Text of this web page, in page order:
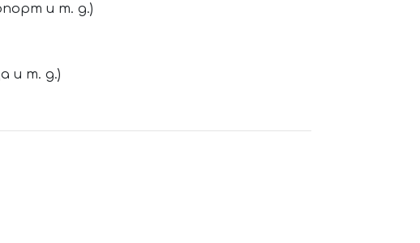
и т. д.)
и т. д.)